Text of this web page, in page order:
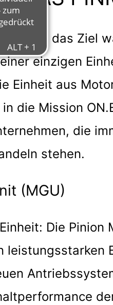
ON.E - das Ziel
einzigen
Einheit aus
die Mission
die
stehen.
(MGU)
Die